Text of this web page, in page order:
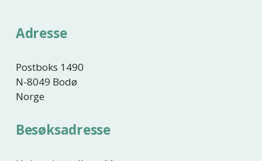
g
Adresse
Postboks 1490
N-8049 Bodø
Norge
Besøksadresse